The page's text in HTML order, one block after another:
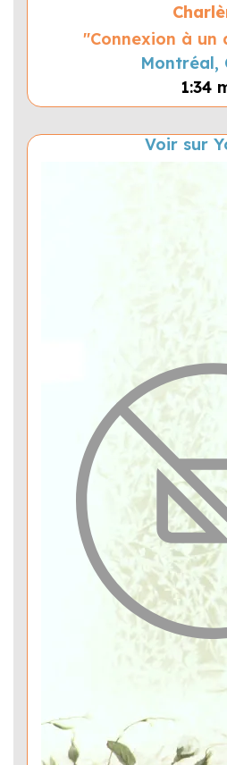
"Connexion à
Montréal,
1:34
Voir sur